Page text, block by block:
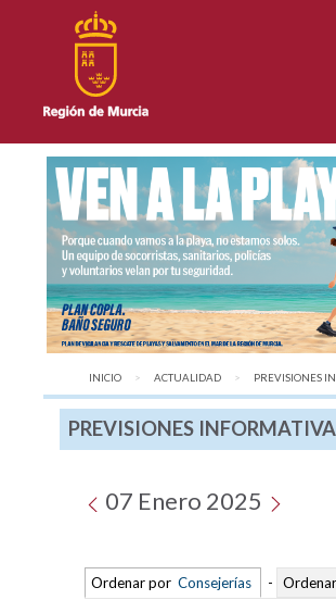
INICIO ACTUALIDAD AQUÍ:
PREVISIONES
PREVISIONES
07 Enero 2025
Ordenar por Consejerías -